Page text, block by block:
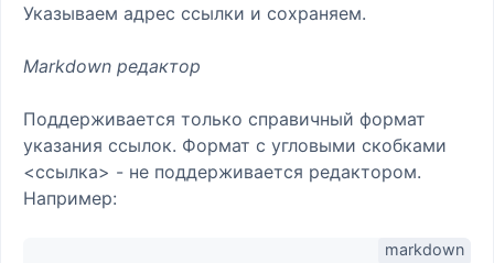
Указываем адрес ссылки и сохраняем.
Markdown редактор
Поддерживается только справичный формат
указания ссылок. Формат с угловыми скобками
<ссылка> - не поддерживается редактором.
Например: